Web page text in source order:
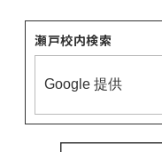
瀬戸校内検索